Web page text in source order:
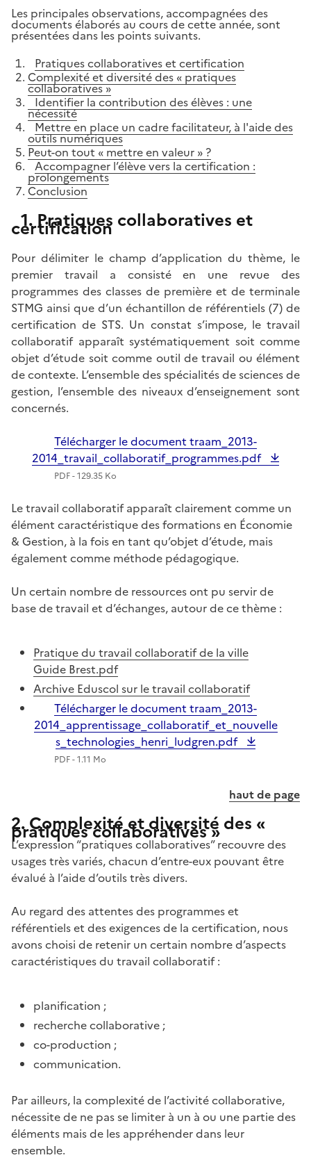
Les principales observations, accompagnées des
documents élaborés au cours de cette année, sont
présentées dans les points suivants.
Pratiques collaboratives et certification
Complexité et diversité des « pratiques
collaboratives »
Identifier la contribution des élèves : une
nécessité
Mettre en place un cadre facilitateur, à l'aide des
outils numériques
Peut-on tout « mettre en valeur » ?
Accompagner l’élève vers la certification :
prolongements
Conclusion
1. Pratiques collaboratives et
certification
Pour délimiter le champ d’application du thème, le
premier travail a consisté en une revue des
programmes des classes de première et de terminale
STMG ainsi que d’un échantillon de référentiels (7) de
certification de STS. Un constat s’impose, le travail
collaboratif apparaît systématiquement soit comme
objet d’étude soit comme outil de travail ou élément
de contexte. L’ensemble des spécialités de sciences de
gestion, l’ensemble des niveaux d’enseignement sont
concernés.
Télécharger le document traam_2013-
2014_travail_collaboratif_programmes.pdf
PDF - 129.35 Ko
Le travail collaboratif apparaît clairement comme un
élément caractéristique des formations en Économie
& Gestion, à la fois en tant qu’objet d’étude, mais
également comme méthode pédagogique.
Un certain nombre de ressources ont pu servir de
base de travail et d’échanges, autour de ce thème :
Pratique du travail collaboratif de la ville
Guide Brest.pdf
Archive Eduscol sur le travail collaboratif
Télécharger le document traam_2013-
2014_apprentissage_collaboratif_et_nouvelle
s_technologies_henri_ludgren.pdf
PDF - 1.11 Mo
haut de page
2. Complexité et diversité des «
pratiques collaboratives »
L’expression “pratiques collaboratives” recouvre des
usages très variés, chacun d’entre-eux pouvant être
évalué à l’aide d’outils très divers.
Au regard des attentes des programmes et
référentiels et des exigences de la certification, nous
avons choisi de retenir un certain nombre d’aspects
caractéristiques du travail collaboratif :
planification ;
recherche collaborative ;
co-production ;
communication.
Par ailleurs, la complexité de l’activité collaborative,
nécessite de ne pas se limiter à un à ou une partie des
éléments mais de les appréhender dans leur
ensemble.